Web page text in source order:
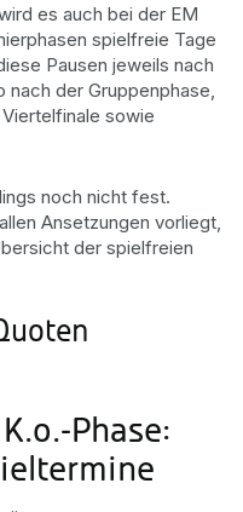
es auch bei der EM
spielfreie Tage
Pausen jeweils nach
der Gruppenphase,
sowie
noch nicht fest.
Ansetzungen vorliegt,
der spielfreien
Phase: